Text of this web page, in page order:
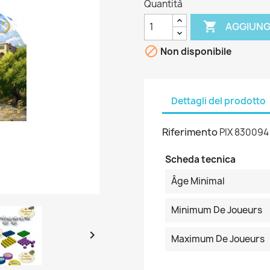

Quantità

 Non disponibile
Dettagli del prodotto
RiferimentoPIX 830094
Scheda tecnica
Âge Minimal
Minimum De Joueurs
Maximum De Joueurs